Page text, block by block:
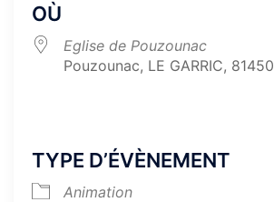
OÙ
Eglise de Pouzounac
Pouzounac, LE GARRIC, 81450
TYPE D’ÉVÈNEMENT
Animation